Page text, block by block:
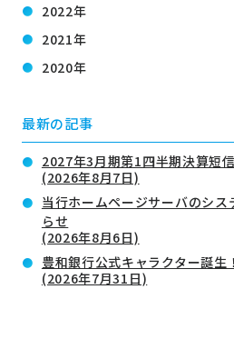
2022年
2021年
2020年
最新の記事
2027年3月期第1四半期決算短
(2026年8月7日)
当行ホームページサーバのシ
らせ
(2026年8月6日)
豊和銀行公式キャラクター誕生
(2026年7月31日)